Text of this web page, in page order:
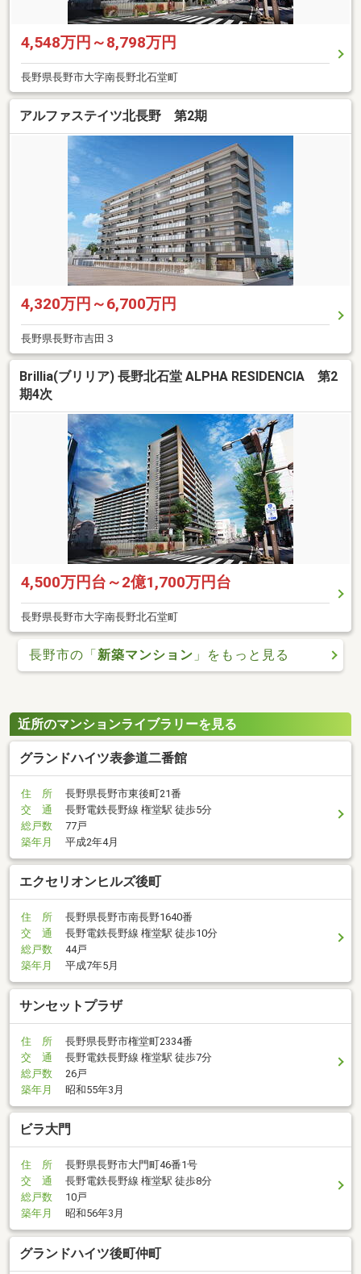
4,548万円～8,798万円
長野県長野市大字南長野北石堂町
アルファステイツ北長野 第2期
4,320万円～6,700万円
長野県長野市吉田３
Brillia(ブリリア) 長野北石堂 ALPHA RESIDENCIA 第2
期4次
4,500万円台～2億1,700万円台
長野県長野市大字南長野北石堂町
長野市の「新築マンション 」をもっと見る
近所のマンションライブラリーを見る
グランドハイツ表参道二番館
住 所
長野県長野市東後町21番
交 通
長野電鉄長野線 権堂駅 徒歩5分
総戸数
77戸
築年月
平成2年4月
エクセリオンヒルズ後町
住 所
長野県長野市南長野1640番
交 通
長野電鉄長野線 権堂駅 徒歩10分
総戸数
44戸
築年月
平成7年5月
サンセットプラザ
住 所
長野県長野市権堂町2334番
交 通
長野電鉄長野線 権堂駅 徒歩7分
総戸数
26戸
築年月
昭和55年3月
ビラ大門
住 所
長野県長野市大門町46番1号
交 通
長野電鉄長野線 権堂駅 徒歩8分
総戸数
10戸
築年月
昭和56年3月
グランドハイツ後町仲町